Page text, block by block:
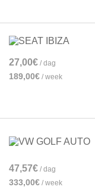
27,00€ / dag
189,00€ / week
47,57€ / dag
333,00€ / week